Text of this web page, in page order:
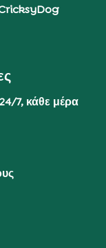
7, κάθε μέρα